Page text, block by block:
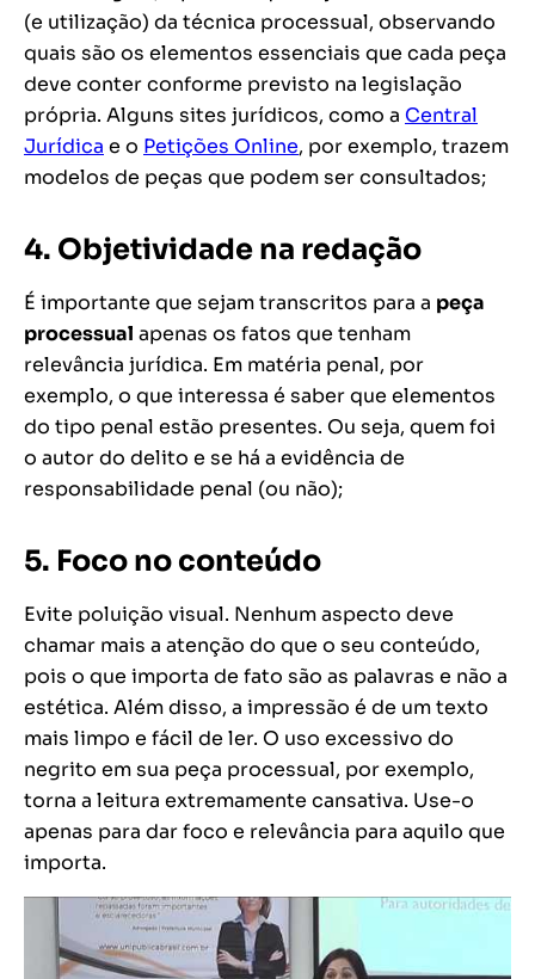
(e utilização) da técnica processual, observando
quais são os elementos essenciais que cada peça
deve conter conforme previsto na legislação
própria. Alguns sites jurídicos, como a Central
Jurídica e o Petições Online, por exemplo, trazem
modelos de peças que podem ser consultados;
4. Objetividade na redação
É importante que sejam transcritos para a peça
processual apenas os fatos que tenham
relevância jurídica. Em matéria penal, por
exemplo, o que interessa é saberque elementos
do tipo penal estão presentes. Ou seja, quem foi
o autor do delito e se há a evidência de
responsabilidade penal (ou não);
5. Foco no conteúdo
Evite poluição visual. Nenhum aspecto deve
chamar mais a atenção do que o seu conteúdo,
pois o que importa de fato são as palavras e não a
estética. Além disso, a impressão é de um texto
mais limpo e fácil de ler. O uso excessivo do
negrito em sua peça processual, por exemplo,
torna a leitura extremamente cansativa. Use-o
apenas para dar foco e relevância para aquilo que
importa.